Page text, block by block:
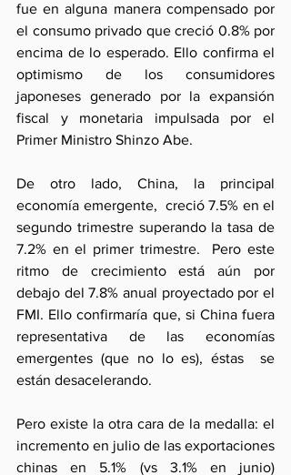
fue en alguna manera compensado por
el consumo privado que creció 0.8% por
encima de lo esperado. Ello confirma el
optimismo de los consumidores
japoneses generado por la expansión
fiscal y monetaria impulsada por el
Primer Ministro Shinzo Abe.
De otro lado, China, la principal
economía emergente,  creció 7.5% en el
segundo trimestre superando la tasa de
7.2% en el primer trimestre.  Pero este
ritmo de crecimiento está aún por
debajo del 7.8% anual proyectado por el
FMI. Ello confirmaría que, si China fuera
representativa de las economías
emergentes (que no lo es), éstas  se
están desacelerando.
Pero existe la otra cara de la medalla: el
incremento en julio de las exportaciones
chinas en 5.1% (vs 3.1% en junio)